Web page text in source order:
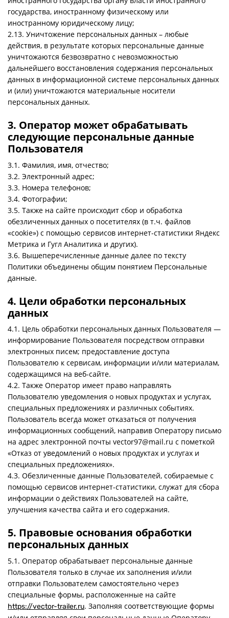
государства, иностранному физическому или
иностранному юридическому лицу;
2.13. Уничтожение персональных данных – любые
действия, в результате которых персональные данные
уничтожаются безвозвратно с невозможностью
дальнейшего восстановления содержания персональных
данных в информационной системе персональных данных
и (или) уничтожаются материальные носители
персональных данных.
3. Оператор может обрабатывать
следующие персональные данные
Пользователя
3.1. Фамилия, имя, отчество;
3.2. Электронный адрес;
3.3. Номера телефонов;
3.4. Фотографии;
3.5. Также на сайте происходит сбор и обработка
обезличенных данных о посетителях (в т.ч. файлов
«cookie») с помощью сервисов интернет-статистики Яндекс
Метрика и Гугл Аналитика и других).
3.6. Вышеперечисленные данные далее по тексту
Политики объединены общим понятием Персональные
данные.
4. Цели обработки персональных
данных
4.1. Цель обработки персональных данных Пользователя —
информирование Пользователя посредством отправки
электронных писем; предоставление доступа
Пользователю к сервисам, информации и/или материалам,
содержащимся на веб-сайте.
4.2. Также Оператор имеет право направлять
Пользователю уведомления о новых продуктах и услугах,
специальных предложениях и различных событиях.
Пользователь всегда может отказаться от получения
информационных сообщений, направив Оператору письмо
на адрес электронной почты vector97@mail.ru с пометкой
«Отказ от уведомлений о новых продуктах и услугах и
специальных предложениях».
4.3. Обезличенные данные Пользователей, собираемые с
помощью сервисов интернет-статистики, служат для сбора
информации о действиях Пользователей на сайте,
улучшения качества сайта и его содержания.
5. Правовые основания обработки
персональных данных
5.1. Оператор обрабатывает персональные данные
Пользователя только в случае их заполнения и/или
отправки Пользователем самостоятельно через
специальные формы, расположенные на сайте
https://vector-trailer.ru. Заполняя соответствующие формы